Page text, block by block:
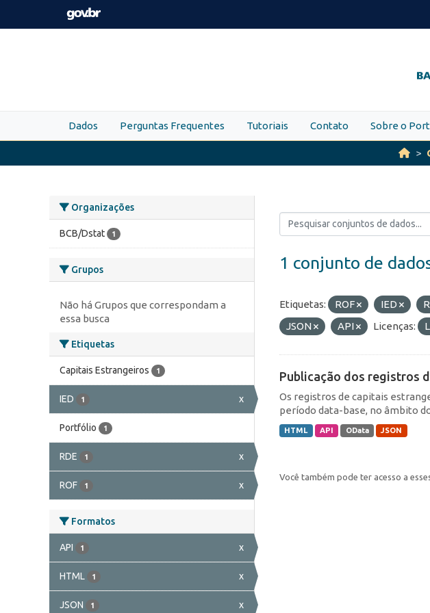
Skip to main content
Dados Perguntas Frequentes Tutoriais Contato Sobre o
Organizações
BCB/Dstat 1
Grupos
Não há Grupos que correspondam a
essa busca
Etiquetas
Capitais Estrangeiros 1
IED 1 x
Portfólio 1
RDE 1 x
ROF 1 x
Formatos
API 1 x
HTML 1 x
JSON 1 x
1 conjunto de
Etiquetas: ROF IED
JSON
API Licenças:
Publicação dos registros
Os registros de capitais
período data-base, no âmbito
HTML API OData JSON
Você também pode ter acesso a